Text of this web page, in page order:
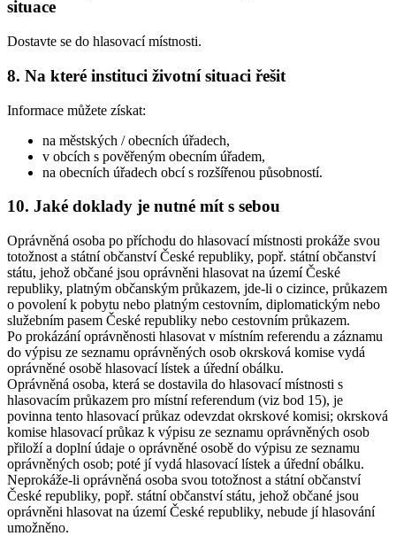
situace
Dostavte se do hlasovací místnosti.
8. Na které instituci životní situaci řešit
Informace můžete získat:
na městských / obecních úřadech,
v obcích s pověřeným obecním úřadem,
na obecních úřadech obcí s rozšířenou působností.
10. Jaké doklady je nutné mít s sebou
Oprávněná osoba po příchodu do hlasovací místnosti prokáže svou
totožnost a státní občanství České republiky, popř. státní občanství
státu, jehož občané jsou oprávněni hlasovat na území České
republiky, platným občanským průkazem, jde-li o cizince, průkazem
o povolení k pobytu nebo platným cestovním, diplomatickým nebo
služebním pasem České republiky nebo cestovním průkazem.
Po prokázání oprávněnosti hlasovat v místním referendu a záznamu
do výpisu ze seznamu oprávněných osob okrsková komise vydá
oprávněné osobě hlasovací lístek a úřední obálku.
Oprávněná osoba, která se dostavila do hlasovací místnosti s
hlasovacím průkazem pro místní referendum (viz bod 15), je
povinna tento hlasovací průkaz odevzdat okrskové komisi; okrsková
komise hlasovací průkaz k výpisu ze seznamu oprávněných osob
přiloží a doplní údaje o oprávněné osobě do výpisu ze seznamu
oprávněných osob; poté jí vydá hlasovací lístek a úřední obálku.
Neprokáže-li oprávněná osoba svou totožnost a státní občanství
České republiky, popř. státní občanství státu, jehož občané jsou
oprávněni hlasovat na území České republiky, nebude jí hlasování
umožněno.